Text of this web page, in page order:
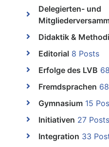
Delegierten- und
Didaktik &
Editorial 8 Posts
Erfolge des LVB
Fremdsprachen
Gymnasium 15
Initiativen 27 Posts
Integration 33